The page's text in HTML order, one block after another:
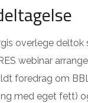
overlege deltok
webinar
foredrag om BBL
med eget fett)